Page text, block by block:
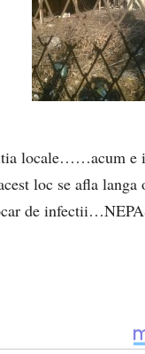
locale……acum e
loc se afla langa
de